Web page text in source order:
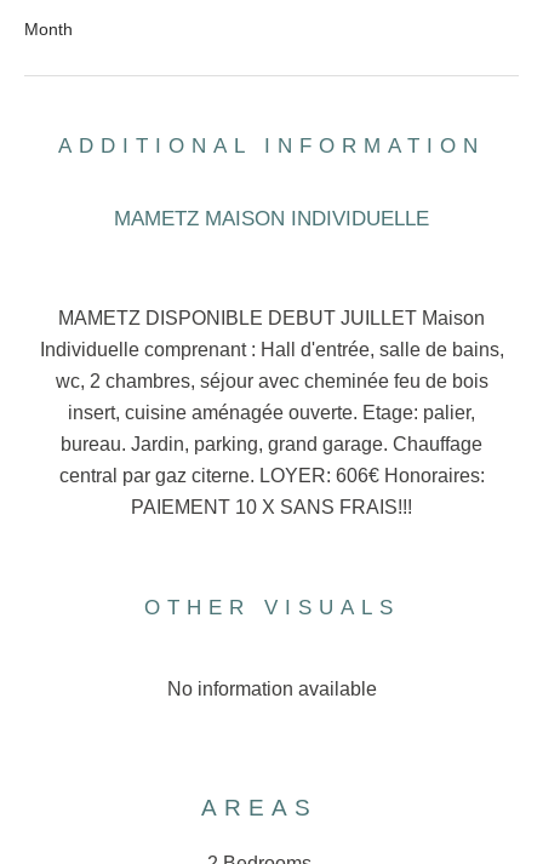
Month
ADDITIONAL INFORMATION
MAMETZ MAISON INDIVIDUELLE
MAMETZ DISPONIBLE DEBUT JUILLET Maison
Individuelle comprenant : Hall d'entrée, salle de bains,
wc, 2 chambres, séjour avec cheminée feu de bois
insert, cuisine aménagée ouverte. Etage: palier,
bureau. Jardin, parking, grand garage. Chauffage
central par gaz citerne. LOYER: 606€ Honoraires:
PAIEMENT 10 X SANS FRAIS!!!
OTHER VISUALS
No information available
AREAS